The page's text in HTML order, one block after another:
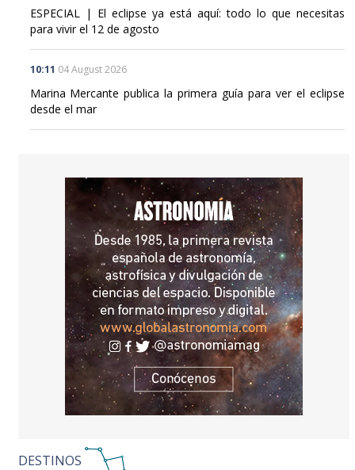
ESPECIAL | El eclipse ya está aquí: todo lo que necesitas
para vivir el 12 de agosto
10:11 04 August 2026
Marina Mercante publica la primera guía para ver el eclipse
desde el mar
DESTINOS